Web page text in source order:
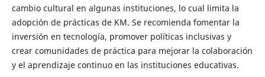
cambio cultural en algunas instituciones, lo cual limita la
adopción de prácticas de KM. Se recomienda fomentar la
inversión en tecnología, promover políticas inclusivas y
crear comunidades de práctica para mejorar la colaboración
y el aprendizaje continuo en las instituciones educativas.